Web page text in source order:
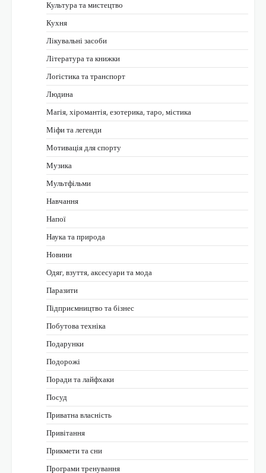
Культура та мистецтво
Кухня
Лікувальні засоби
Література та книжки
Логістика та транспорт
Людина
Магія, хіромантія, езотерика, таро, містика
Міфи та легенди
Мотивація для спорту
Музика
Мультфільми
Навчання
Напої
Наука та природа
Новини
Одяг, взуття, аксесуари та мода
Паразити
Підприємництво та бізнес
Побутова техніка
Подарунки
Подорожі
Поради та лайфхаки
Посуд
Приватна власність
Привітання
Прикмети та сни
Програми тренування